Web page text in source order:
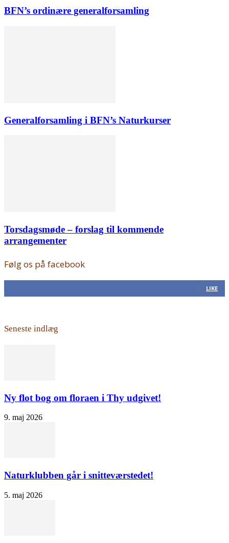
BFN’s ordinære generalforsamling
Generalforsamling i BFN’s Naturkurser
Torsdagsmøde – forslag til kommende
arrangementer
Følg os på facebook
LIKE
Seneste indlæg
Ny flot bog om floraen i Thy udgivet!
9. maj 2026
Naturklubben går i snitteværstedet!
5. maj 2026